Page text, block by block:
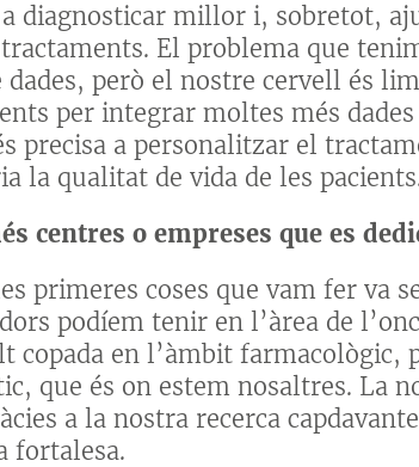
diagnosticar millor i, sobretot,
El problema que
dades, però el nostre cervell és
per integrar moltes més
precisa a personalitzar el
la qualitat de vida de les
centres o empreses que es
primeres coses que vam fer va
podíem tenir en l’àrea de
copada en l’àmbit farmacològic,
que és on estem nosaltres. La
a la nostra recerca
fortalesa.